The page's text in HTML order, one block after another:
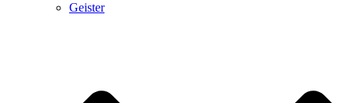
Geister